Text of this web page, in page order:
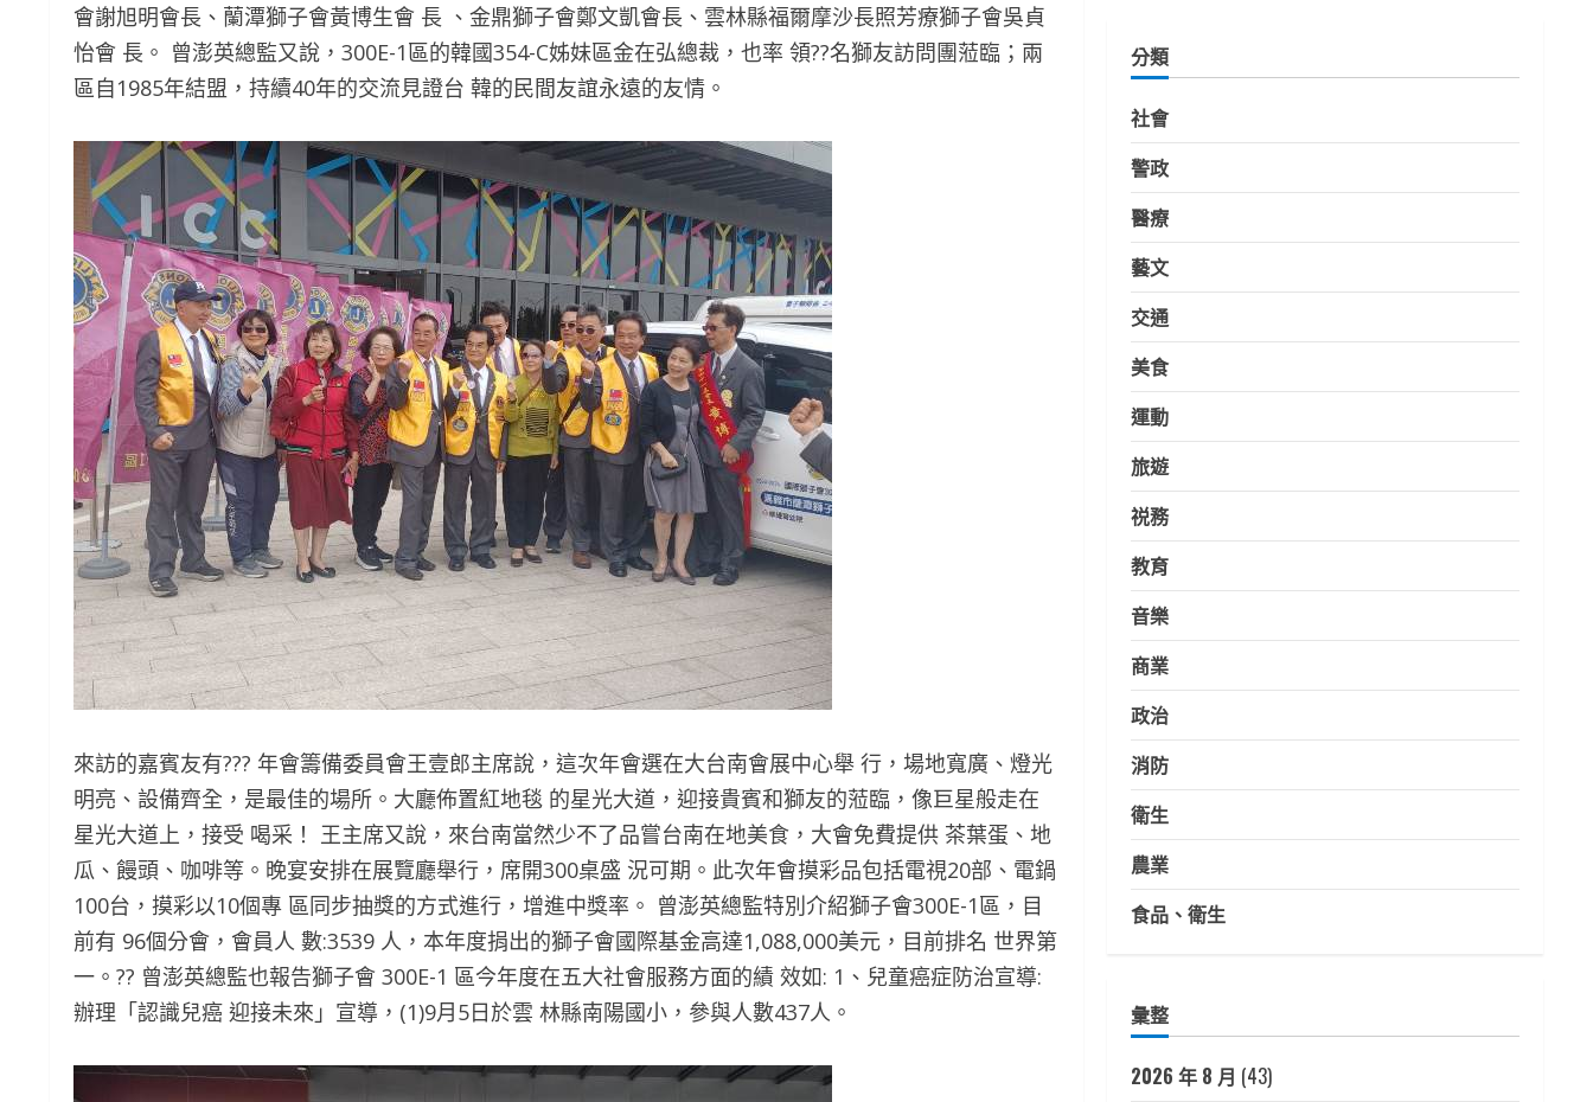
會謝旭明會長、蘭潭獅子會黃博生會 長 、金鼎獅子會鄭文凱會長、雲林縣福爾摩沙長照芳療獅子會吳貞
怡會 長。 曾澎英總監又說，300E-1區的韓國354-C姊妹區金在弘總裁，也率 領??名獅友訪問團蒞臨；兩
區自1985年結盟，持續40年的交流見證台 韓的民間友誼永遠的友情。
來訪的嘉賓友有??? 年會籌備委員會王壹郎主席說，這次年會選在大台南會展中心舉 行，場地寬廣、燈光
明亮、設備齊全，是最佳的場所。大廳佈置紅地毯 的星光大道，迎接貴賓和獅友的蒞臨，像巨星般走在
星光大道上，接受 喝采！ 王主席又說，來台南當然少不了品嘗台南在地美食，大會免費提供 茶葉蛋、地
瓜、饅頭、咖啡等。晚宴安排在展覽廳舉行，席開300桌盛 況可期。此次年會摸彩品包括電視20部、電鍋
100台，摸彩以10個專 區同步抽獎的方式進行，增進中獎率。 曾澎英總監特別介紹獅子會300E-1區，目
前有 96個分會，會員人 數:3539 人，本年度捐出的獅子會國際基金高達1,088,000美元，目前排名 世界第
一。?? 曾澎英總監也報告獅子會 300E-1 區今年度在五大社會服務方面的績 效如: 1、兒童癌症防治宣導:
辦理「認識兒癌 迎接未來」宣導，(1)9月5日於雲 林縣南陽國小，參與人數437人。
分類
社會
警政
醫療
藝文
交通
美食
運動
旅遊
祱務
教育
音樂
商業
政治
消防
衛生
農業
食品、衛生
彙整
2026 年 8 月 (43)